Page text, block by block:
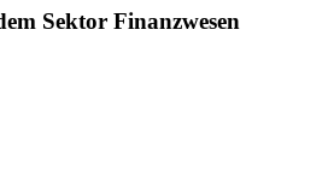
Sektor Finanzwesen